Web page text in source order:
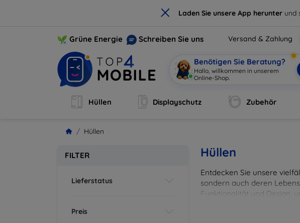
× Laden Sie unsere App herunter und
Grüne Energie Schreiben Sie uns Versand & Zahlung
Benötigen Sie Beratung?
Hallo, willkommen in unserem
Online-Shop.
Hüllen Displayschutz Zubehör
Hüllen
FILTER
Lieferstatus
Preis
Hüllen
Entdecken Sie unsere
sondern auch deren
Funktionalität und Design,